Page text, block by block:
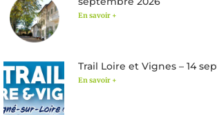
En savoir +
Trail Loire et Vignes – 14
En savoir +